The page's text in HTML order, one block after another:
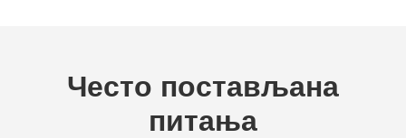
Често постављана
питања